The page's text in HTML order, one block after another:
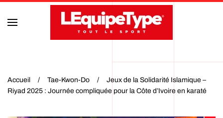
Accéder au contenu principal
Accueil Tae-Kwon-Do
Jeux de la Solidarité Islamique –
Riyad 2025 : Journée compliquée pour la Côte d’Ivoire en karaté